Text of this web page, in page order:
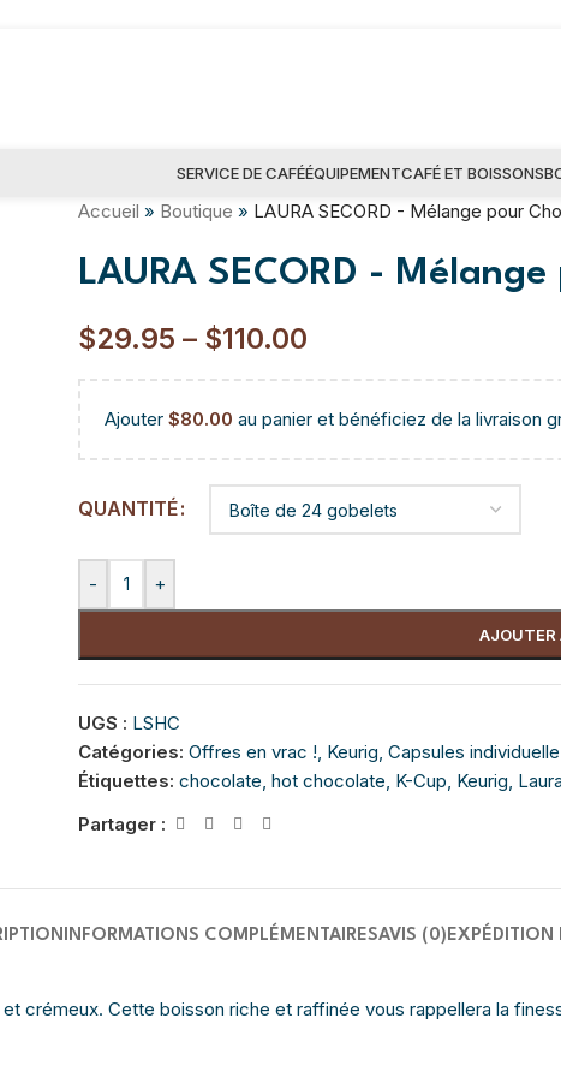
SERVICE DE CAFÉÉQUIPEMENTCAFÉ ET BOISSONS
Accueil » Boutique » LAURA SECORD - Mélange pour
LAURA SECORD -
$29.95 – $110.00
Ajouter$80.00 au panier et bénéficiez de la livraison
QUANTITÉ
- +
AJOUTER
UGS : LSHC
Catégories: Offres en vrac !, Keurig, Capsules individuelle
Étiquettes: chocolate, hot chocolate, K-Cup, Keurig,
Partager :
INFORMATIONS COMPLÉMENTAIRESAVIS (0)EXPÉDITION
crémeux. Cette boisson riche et raffinée vous rappellera la